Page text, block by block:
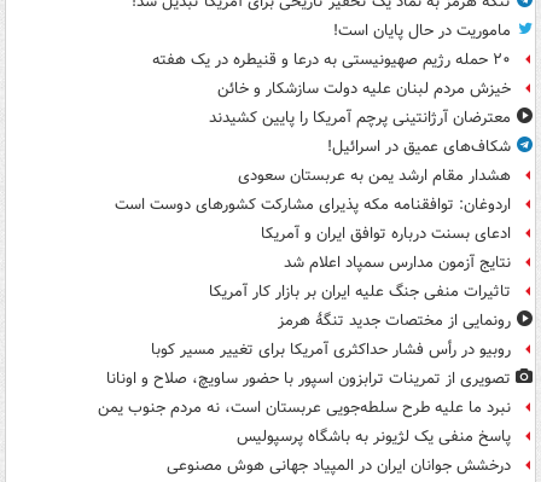
ماموریت در حال پایان است!
۲۰ حمله رژیم صهیونیستی به درعا و قنیطره در یک هفته
خیزش مردم لبنان علیه دولت سازشکار و خائن
معترضان آرژانتینی پرچم آمریکا را پایین کشیدند
شکاف‌های عمیق در اسرائیل!
هشدار مقام ارشد یمن به عربستان سعودی
اردوغان: توافقنامه مکه پذیرای مشارکت کشورهای دوست است
ادعای بسنت درباره توافق ایران و آمریکا
نتایج آزمون مدارس سمپاد اعلام شد
تاثیرات منفی جنگ علیه ایران بر بازار کار آمریکا
رونمایی از مختصات جدید تنگۀ هرمز
روبیو در رأس فشار حداکثری آمریکا برای تغییر مسیر کوبا
تصویری از تمرینات ترابزون اسپور با حضور ساویچ، صلاح و اونانا
نبرد ما علیه طرح سلطه‌جویی عربستان است، نه مردم جنوب یمن
پاسخ منفی یک لژیونر به باشگاه پرسپولیس
درخشش جوانان ایران در المپیاد جهانی هوش مصنوعی